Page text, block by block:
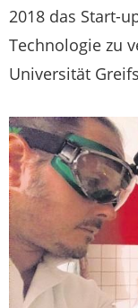
2018 das Start-
Technologie zu
Universität